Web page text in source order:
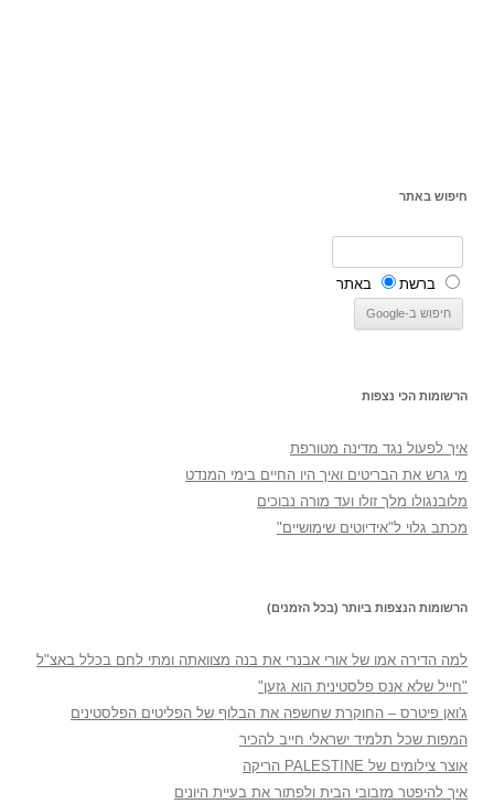
חיפוש באתר
ברשת באתר
הרשומות הכי נצפות
איך לפעול נגד מדינה מטורפת
מי גרש את הבריטים ואיך היו החיים בימי המנדט
מלובנגולו מלך זולו ועד מורה נבוכים
מכתב גלוי ל"אידיוטים שימושיים"
הרשומות הנצפות ביותר (בכל הזמנים)
למה הדירה אמו של אורי אבנרי את בנה מצוואתה ומתי לחם בכלל באצ"ל
"חייל שלא אנס פלסטינית הוא גזען"
ג'ואן פיטרס – החוקרת שחשפה את הבלוף של הפליטים הפלסטינים
המפות שכל תלמיד ישראלי חייב להכיר
אוצר צילומים של PALESTINE הריקה
איך להיפטר מזבובי הבית ולפתור את בעיית היונים